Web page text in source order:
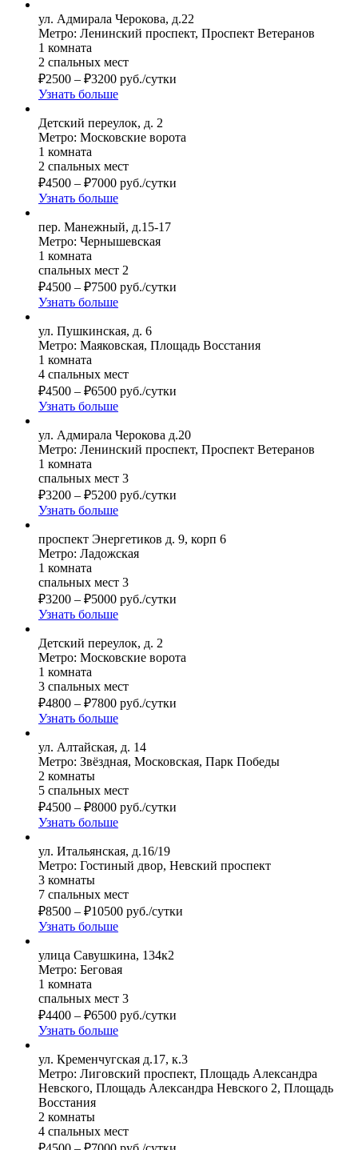
ул. Адмирала Черокова, д.22
Метро: Ленинский проспект, Проспект Ветеранов
1 комната
2 спальных мест
₽2500 – ₽3200 руб./сутки
Узнать больше
Детский переулок, д. 2
Метро: Московские ворота
1 комната
2 спальных мест
₽4500 – ₽7000 руб./сутки
Узнать больше
пер. Манежный, д.15-17
Метро: Чернышевская
1 комната
спальных мест 2
₽4500 – ₽7500 руб./сутки
Узнать больше
ул. Пушкинская, д. 6
Метро: Маяковская, Площадь Восстания
1 комната
4 спальных мест
₽4500 – ₽6500 руб./сутки
Узнать больше
ул. Адмирала Черокова д.20
Метро: Ленинский проспект, Проспект Ветеранов
1 комната
спальных мест 3
₽3200 – ₽5200 руб./сутки
Узнать больше
проспект Энергетиков д. 9, корп 6
Метро: Ладожская
1 комната
спальных мест 3
₽3200 – ₽5000 руб./сутки
Узнать больше
Детский переулок, д. 2
Метро: Московские ворота
1 комната
3 спальных мест
₽4800 – ₽7800 руб./сутки
Узнать больше
ул. Алтайская, д. 14
Метро: Звёздная, Московская, Парк Победы
2 комнаты
5 спальных мест
₽4500 – ₽8000 руб./сутки
Узнать больше
ул. Итальянская, д.16/19
Метро: Гостиный двор, Невский проспект
3 комнаты
7 спальных мест
₽8500 – ₽10500 руб./сутки
Узнать больше
улица Савушкина, 134к2
Метро: Беговая
1 комната
спальных мест 3
₽4400 – ₽6500 руб./сутки
Узнать больше
ул. Кременчугская д.17, к.3
Метро: Лиговский проспект, Площадь Александра
Невского, Площадь Александра Невского 2, Площадь
Восстания
2 комнаты
4 спальных мест